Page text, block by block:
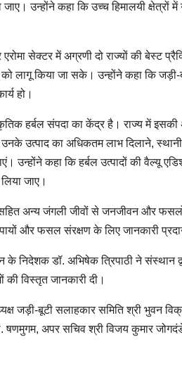
जाए। उन्होंने कहा कि उच्च हिमालयी
सेक्टर में अग्रणी दो राज्यों की बेस्ट
लागू किया जा सके। उन्होंने कहा कि
हो।
हर्बल संपदा का केंद्र है। राज्य में
उत्पाद का अधिकतम लाभ दिलाने,
उन्होंने कहा कि हर्बल उत्पादों की वैल्यू
जाए।
अन्य जंगली जीवों से जनजीवन और
और फसल संरक्षण के लिए जानकारी
निदेशक डॉ. अभिषेक त्रिपाठी ने संस्थान
की विस्तृत जानकारी दी।
जड़ी-बूटी सलाहकार समिति श्री भुवन
षणमुगम, अपर सचिव श्री विजय कुमार